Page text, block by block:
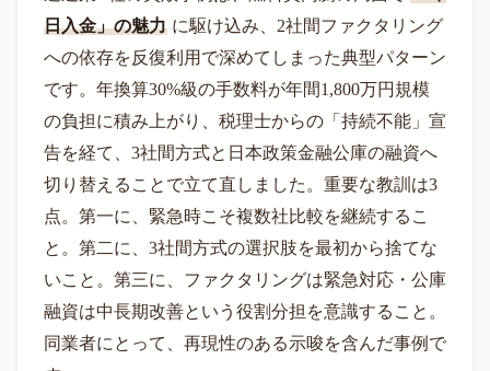
日入金」の魅力に駆け込み、2社間ファクタリング
への依存を反復利用で深めてしまった典型パターン
です。年換算30%級の手数料が年間1,800万円規模
の負担に積み上がり、税理士からの「持続不能」宣
告を経て、3社間方式と日本政策金融公庫の融資へ
切り替えることで立て直しました。重要な教訓は3
点。第一に、緊急時こそ複数社比較を継続するこ
と。第二に、3社間方式の選択肢を最初から捨てな
いこと。第三に、ファクタリングは緊急対応・公庫
融資は中長期改善という役割分担を意識すること。
同業者にとって、再現性のある示唆を含んだ事例で